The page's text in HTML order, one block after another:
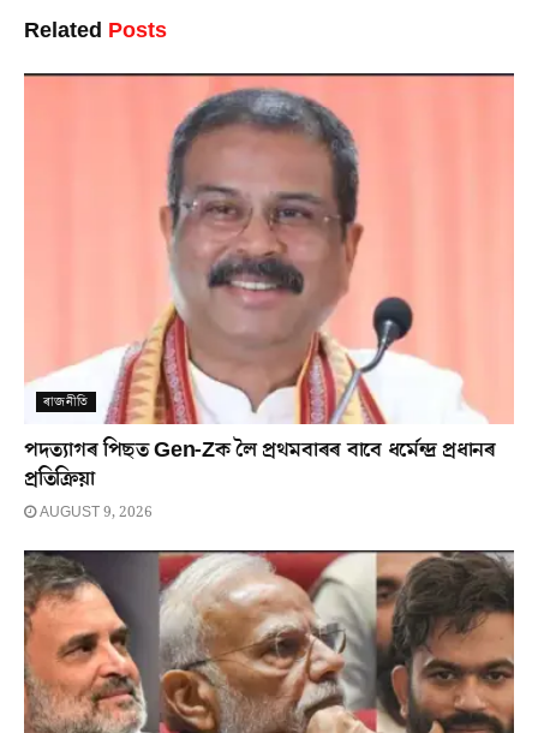
Related Posts
ৰাজনীতি
পদত্যাগৰ পিছত Gen-Zক লৈ প্ৰথমবাৰৰ বাবে ধৰ্মেন্দ্ৰ প্ৰধানৰ
প্ৰতিক্ৰিয়া
AUGUST 9, 2026